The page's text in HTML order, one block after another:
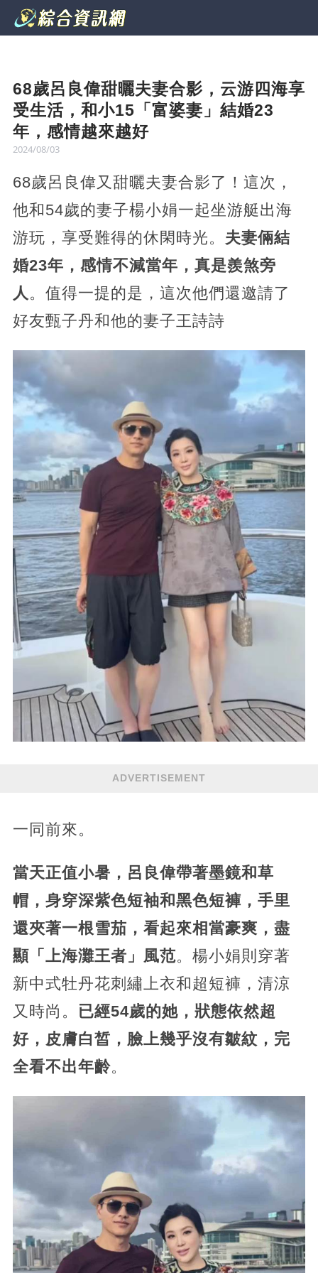
68歲呂良偉甜曬夫妻合影，云游四海享
受生活，和小15「富婆妻」結婚23
年，感情越來越好
2024/08/03
68歲呂良偉又甜曬夫妻合影了！這次，
他和54歲的妻子楊小娟一起坐游艇出海
游玩，享受難得的休閑時光。 夫妻倆結
婚23年，感情不減當年，真是羨煞旁
人。值得一提的是，這次他們還邀請了
好友甄子丹和他的妻子王詩詩
ADVERTISEMENT
一同前來。
當天正值小暑，呂良偉帶著墨鏡和草
帽，身穿深紫色短袖和黑色短褲，手里
還夾著一根雪茄，看起來相當豪爽，盡
顯「上海灘王者」風范。楊小娟則穿著
新中式牡丹花刺繡上衣和超短褲，清涼
又時尚。 已經54歲的她，狀態依然超
好，皮膚白皙，臉上幾乎沒有皺紋，完
全看不出年齡。